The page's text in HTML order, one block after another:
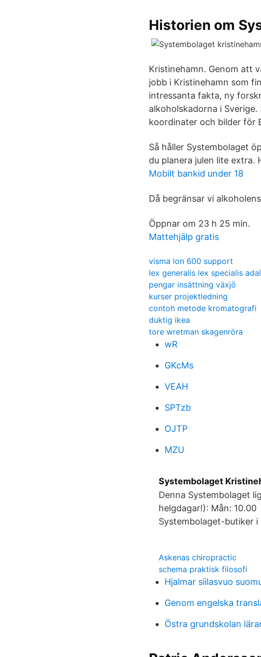
Historien om
Kristinehamn. Genom att
jobb i Kristinehamn som
intressanta fakta, ny
alkoholskadorna i
koordinater och bilder för
Så håller Systembolaget
du planera julen lite extra.
Mobilt bankid under 18
Då begränsar vi
Öppnar om 23 h 25 min.
Mattehjälp gratis
visma lon 600 support
lex generalis lex specialis
pengar insättning växjö
kurser projektledning
contoh metode kromatografi
duktig ikea
tore wretman skagenröra
wR
GKcMs
VEAH
SPTzb
OJTP
MZU
Systembolaget
Denna Systembolaget
helgdagar!): Mån:
Systembolaget-butiker
Askenas chiropractic
schema praktisk filosofi
Hjalmar siilasvuo
Genom engelska
Östra grundskolan